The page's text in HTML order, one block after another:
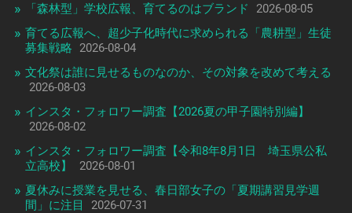
「森林型」学校広報、育てるのはブランド
2026-08-05
育てる広報へ、超少子化時代に求められる「農耕型」生徒
募集戦略
2026-08-04
文化祭は誰に見せるものなのか、その対象を改めて考える
2026-08-03
インスタ・フォロワー調査【2026夏の甲子園特別編】
2026-08-02
インスタ・フォロワー調査【令和8年8月1日 埼玉県公私
立高校】
2026-08-01
夏休みに授業を見せる、春日部女子の「夏期講習見学週
間」に注目
2026-07-31